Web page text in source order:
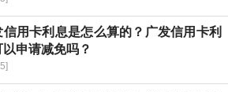
信用卡利息是怎么算的？广发信用卡利
以申请减免吗？